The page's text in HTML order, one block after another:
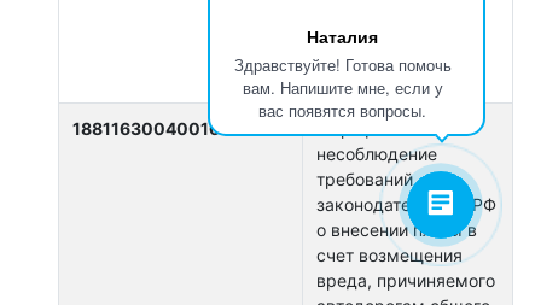
Наталия
Здравствуйте! Готова помочь
вам. Напишите мне, если у
вас появятся вопросы.
референдумах (ст.
17.7, 17.9, 17.17)
18811630040016000140
несоблюдение
требований
законодательства РФ
о внесении платы в
счет возмещения
вреда, причиняемого